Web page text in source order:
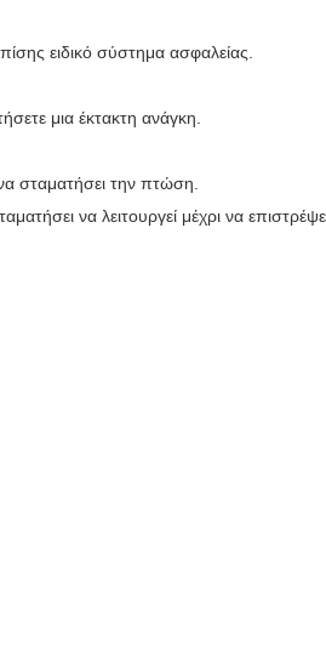
ειδικό σύστημα ασφαλείας.
μια έκτακτη ανάγκη.
σταματήσει την πτώση.
να λειτουργεί μέχρι να